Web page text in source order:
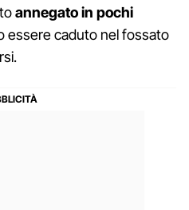
annegato in pochi
essere caduto nel fossato